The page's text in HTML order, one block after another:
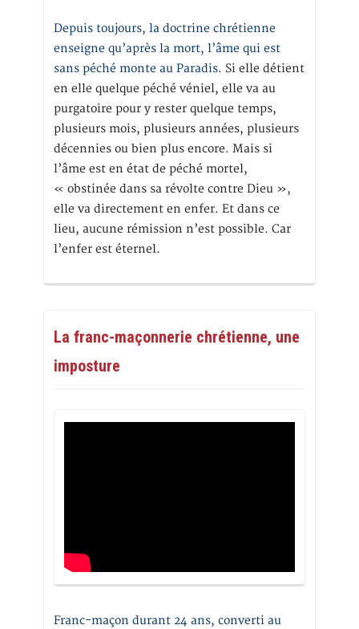
Depuis toujours, la doctrine chrétienne
enseigne qu’après la mort, l’âme qui est
sans péché monte au Paradis. Si elle détient
en elle quelque péché véniel, elle va au
purgatoire pour y rester quelque temps,
plusieurs mois, plusieurs années, plusieurs
décennies ou bien plus encore. Mais si
l’âme est en état de péché mortel,
« obstinée dans sa révolte contre Dieu »,
elle va directement en enfer. Et dans ce
lieu, aucune rémission n’est possible. Car
l’enfer est éternel.
La franc-maçonnerie chrétienne, une
imposture
Franc-maçon durant 24 ans, converti au